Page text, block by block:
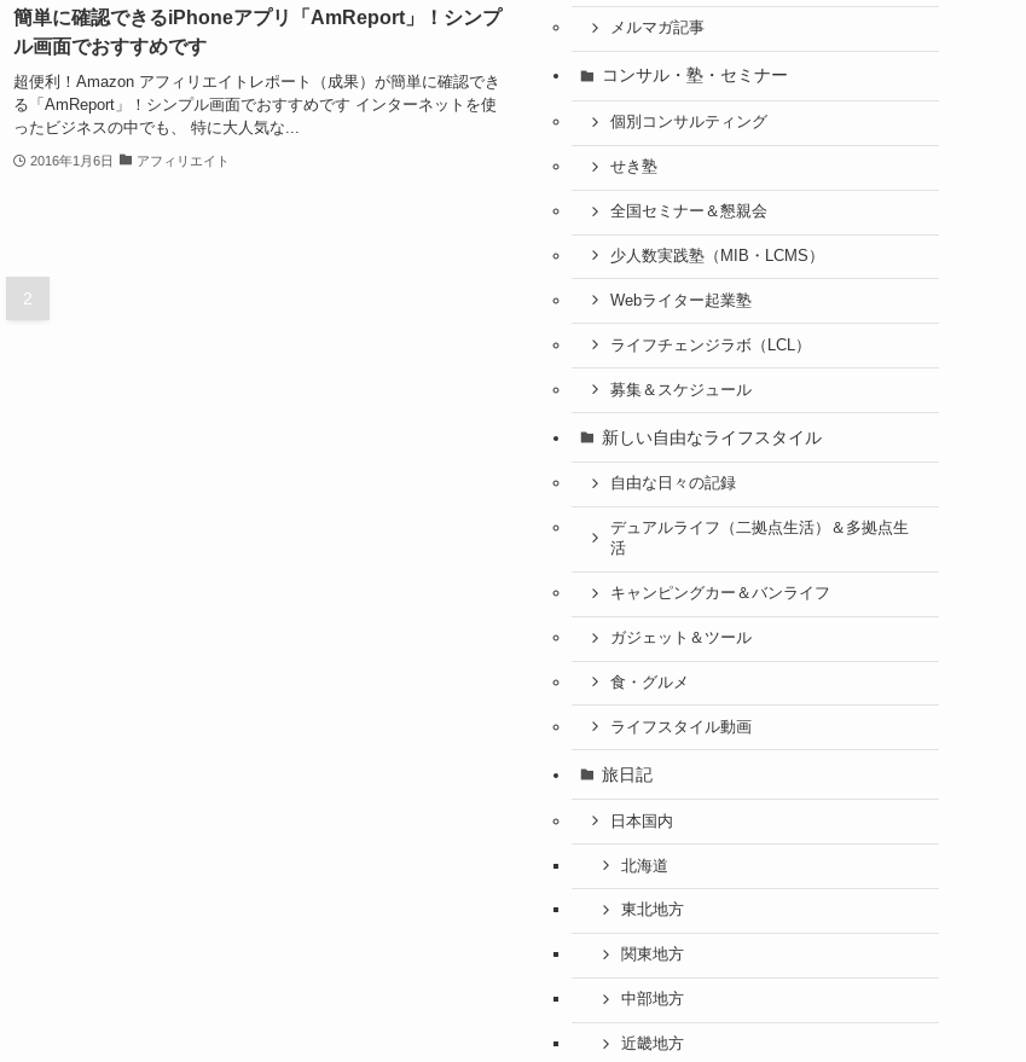
簡単に確認できるiPhoneアプリ「AmReport」！シンプ
ル画面でおすすめです
超便利！Amazon アフィリエイトレポート（成果）が簡単に確認でき
る「AmReport」！シンプル画面でおすすめです インターネットを使
ったビジネスの中でも、 特に大人気な...
2016年1月6日 アフィリエイト
2
メルマガ記事
コンサル・塾・セミナー
個別コンサルティング
せき塾
全国セミナー＆懇親会
少人数実践塾（MIB・LCMS）
Webライター起業塾
ライフチェンジラボ（LCL）
募集＆スケジュール
新しい自由なライフスタイル
自由な日々の記録
デュアルライフ（二拠点生活）＆多拠点生
活
キャンピングカー＆バンライフ
ガジェット＆ツール
食・グルメ
ライフスタイル動画
旅日記
日本国内
北海道
東北地方
関東地方
中部地方
近畿地方